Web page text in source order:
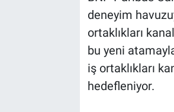
deneyim
ortaklıkları
bu yeni
iş ortaklıkları
hedefleniyor.